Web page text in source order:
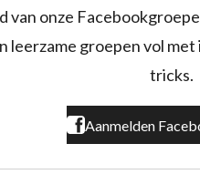
o
k
r
a
van onze
leerzame groepen vol
tricks.
Aanmelden